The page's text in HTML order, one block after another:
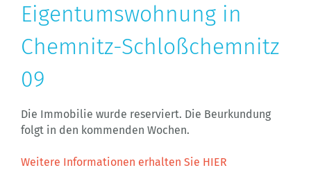
Eigentumswohnung in
Chemnitz-Schloßchemnitz
09
Die Immobilie wurde reserviert. Die Beurkundung
folgt in den kommenden Wochen.
Weitere Informationen erhalten Sie HIER